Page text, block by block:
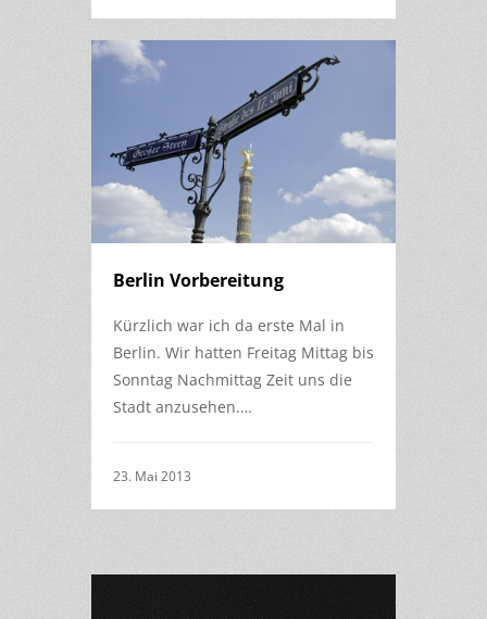
Berlin Vorbereitung
Kürzlich war ich da erste Mal in
Berlin. Wir hatten Freitag Mittag bis
Sonntag Nachmittag Zeit uns die
Stadt anzusehen.…
23. Mai 2013